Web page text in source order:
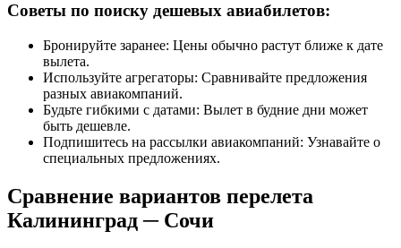
Советы по поиску дешевых авиабилетов:
Бронируйте заранее: Цены обычно растут ближе к дате
вылета.
Используйте агрегаторы: Сравнивайте предложения
разных авиакомпаний.
Будьте гибкими с датами: Вылет в будние дни может
быть дешевле.
Подпишитесь на рассылки авиакомпаний: Узнавайте о
специальных предложениях.
Сравнение вариантов перелета
Калининград ─ Сочи